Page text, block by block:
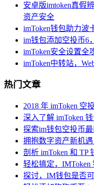
安卓版imtoken真假
资产安全
imToken钱包助力波
im钱包添加空投币6
imToken安全设置全
imToken中转站，
热门文章
2018 年 imToken 空
深入了解 imToken
探索im钱包空投币
拥抱数字资产新机
剖析 imToken 和 TP
轻松搞定，IMToken
探讨，IM钱包是否可